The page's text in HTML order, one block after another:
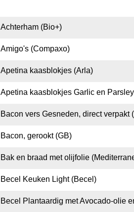
Achterham (Bio+)
Amigo's (Compaxo)
Apetina kaasblokjes (Arla)
Apetina kaasblokjes Garlic en
Bacon vers Gesneden, direct verpakt
Bacon, gerookt (GB)
Bak en braad met olijfolie
Becel Keuken Light (Becel)
Becel Plantaardig met Avocado-olie